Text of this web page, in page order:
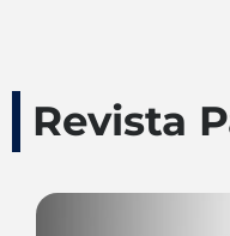
Revista